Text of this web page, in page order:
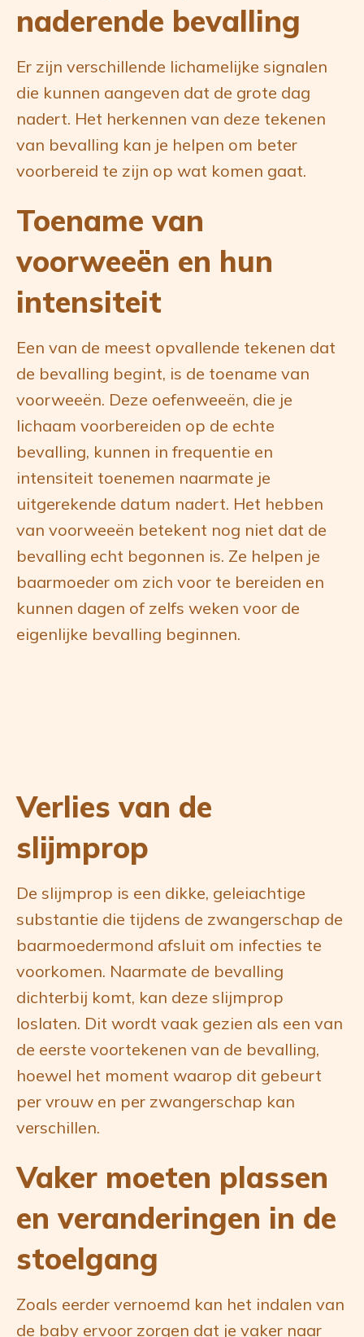
naderende bevalling
Er zijn verschillende lichamelijke signalen
die kunnen aangeven dat de grote dag
nadert. Het herkennen van deze tekenen
van bevalling kan je helpen om beter
voorbereid te zijn op wat komen gaat.
Toename van
voorweeën en hun
intensiteit
Een van de meest opvallende tekenen dat
de bevalling begint, is de toename van
voorweeën. Deze oefenweeën, die je
lichaam voorbereiden op de echte
bevalling, kunnen in frequentie en
intensiteit toenemen naarmate je
uitgerekende datum nadert. Het hebben
van voorweeën betekent nog niet dat de
bevalling echt begonnen is. Ze helpen je
baarmoeder om zich voor te bereiden en
kunnen dagen of zelfs weken voor de
eigenlijke bevalling beginnen.
Verlies van de
slijmprop
De slijmprop is een dikke, geleiachtige
substantie die tijdens de zwangerschap de
baarmoedermond afsluit om infecties te
voorkomen. Naarmate de bevalling
dichterbij komt, kan deze slijmprop
loslaten. Dit wordt vaak gezien als een van
de eerste voortekenen van de bevalling,
hoewel het moment waarop dit gebeurt
per vrouw en per zwangerschap kan
verschillen.
Vaker moeten plassen
en veranderingen in de
stoelgang
Zoals eerder vernoemd kan het indalen van
de baby ervoor zorgen dat je vaker naar